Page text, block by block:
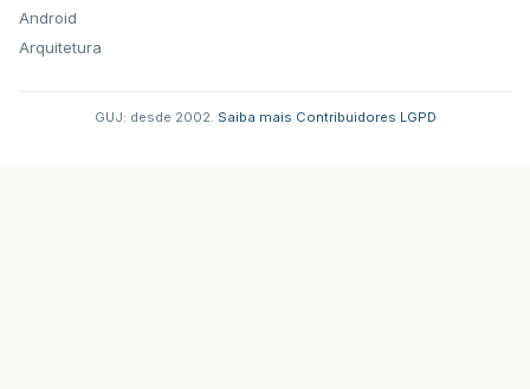
Android
Arquitetura
GUJ: desde 2002. Saiba mais Contribuidores LGPD